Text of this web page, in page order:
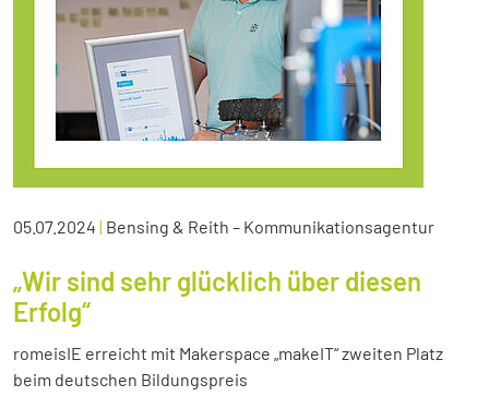
05.07.2024 | Bensing & Reith – Kommunikationsagentur
„Wir sind sehr glücklich über diesen
Erfolg“
romeisIE erreicht mit Makerspace „makeIT“ zweiten Platz
beim deutschen Bildungspreis